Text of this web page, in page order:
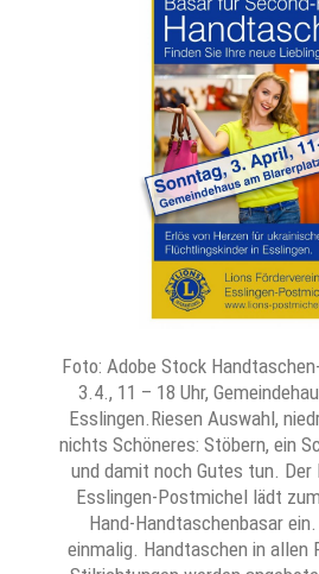
Foto: Adobe Stock
3.4., 11 – 18 Uhr,
Esslingen.Riesen Auswahl,
nichts Schöneres: Stöbern, ein
und damit noch Gutes tun. Der
Esslingen-Postmichel lädt
Hand-Handtaschenbasar
einmalig. Handtaschen in allen